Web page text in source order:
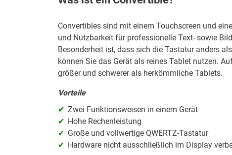
Convertibles sind mit einem Touchscreen und
und Nutzbarkeit für professionelle Text- sowie
Besonderheit ist, dass sich die Tastatur anders
können Sie das Gerät als reines Tablet nutzen.
größer und schwerer als herkömmliche Tablets.
Vorteile
Zwei Funktionsweisen in einem Gerät
Hohe Rechenleistung
Große und vollwertige QWERTZ-Tastatur
Hardware nicht ausschließlich im Display